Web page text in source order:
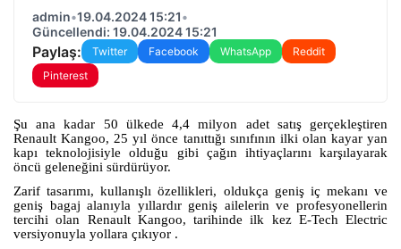
admin•19.04.2024 15:21•
Güncellendi: 19.04.2024 15:21
Paylaş: Twitter Facebook WhatsApp
Reddit
Pinterest
Şu ana kadar 50 ülkede 4,4 milyon adet satış gerçekleştiren
Renault Kangoo, 25 yıl önce tanıttığı sınıfının ilki olan kayar yan
kapı teknolojisiyle olduğu gibi çağın ihtiyaçlarını karşılayarak
öncü geleneğini sürdürüyor.
Zarif tasarımı, kullanışlı özellikleri, oldukça geniş iç mekanı ve
geniş bagaj alanıyla yıllardır geniş ailelerin ve profesyonellerin
tercihi olan Renault Kangoo, tarihinde ilk kez E-Tech Electric
versiyonuyla yollara çıkıyor .